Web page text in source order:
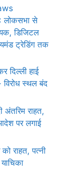
से
डिजिटल
ट्रेडिंग तक
दिल्ली हाई
स्थल बंद
अंतरिम राहत,
पर लगाई
राहत, पत्नी